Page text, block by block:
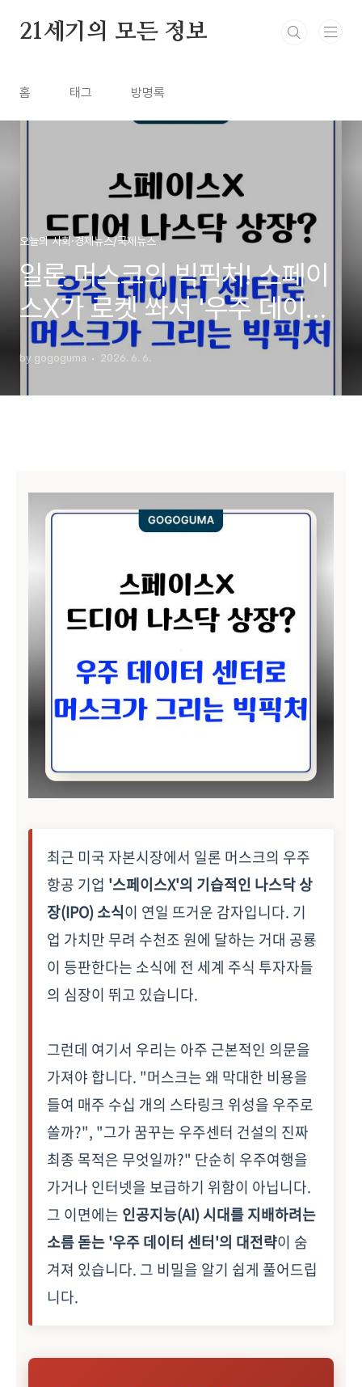
21세기의 모든 정보
홈 태그 방명록
오늘의 사회·경제뉴스/국제뉴스
일론 머스크의 빅픽처! 스페이
스X가 로켓 쏴서 '우주 데이터
센터' 지으려는 진짜 이유
by gogoguma 2026. 6. 6.
최근 미국 자본시장에서 일론 머스크의 우주
항공 기업 '스페이스X'의 기습적인 나스닥 상
장(IPO) 소식이 연일 뜨거운 감자입니다. 기
업 가치만 무려 수천조 원에 달하는 거대 공룡
이 등판한다는 소식에 전 세계 주식 투자자들
의 심장이 뛰고 있습니다.
그런데 여기서 우리는 아주 근본적인 의문을
가져야 합니다. "머스크는 왜 막대한 비용을
들여 매주 수십 개의 스타링크 위성을 우주로
쏠까?", "그가 꿈꾸는 우주센터 건설의 진짜
최종 목적은 무엇일까?" 단순히 우주여행을
가거나 인터넷을 보급하기 위함이 아닙니다.
그 이면에는 인공지능(AI) 시대를 지배하려는
소름 돋는 '우주 데이터 센터'의 대전략이 숨
겨져 있습니다. 그 비밀을 알기 쉽게 풀어드립
니다.